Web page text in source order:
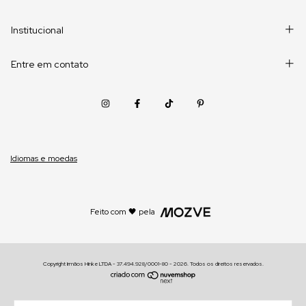
Institucional
Entre em contato
Idiomas e moedas
Feito com 🖤 pela
Copyright Irmãos Hinke LTDA - 37.494.928/0001-80 - 2026. Todos os direitos reservados.